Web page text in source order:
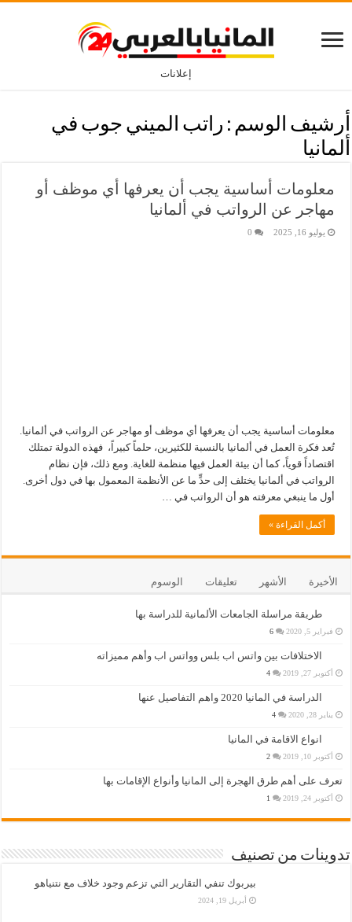
إعلانات
أرشيف الوسم : راتب الميني جوب في
ألمانيا
معلومات أساسية يجب أن يعرفها أي موظف أو
مهاجر عن الرواتب في ألمانيا
يوليو 16, 2025 0
معلومات أساسية يجب أن يعرفها أي موظف أو مهاجر عن الرواتب في ألمانيا.
تُعد فكرة العمل في ألمانيا بالنسبة للكثيرين، حلماً كبيراً، فهذه الدولة تمتلك
اقتصاداً قوياً، كما أن بيئة العمل فيها منظمة للغاية. ومع ذلك، فإن نظام
الرواتب في ألمانيا يختلف إلى حدٍّ ما عن الأنظمة المعمول بها في دول أخرى.
أول ما ينبغي معرفته هو أن الرواتب في …
أكمل القراءة »
الأخيرة الأشهر تعليقات الوسوم
طريقة مراسلة الجامعات الألمانية للدراسة بها
فبراير 5, 2020 6
الاختلافات بين واتس اب بلس وواتس اب وأهم مميزاته
أكتوبر 27, 2019 4
الدراسة في المانيا 2020 واهم التفاصيل عنها
يناير 28, 2020 4
انواع الاقامة في المانيا
أكتوبر 10, 2019 2
تعرف على أهم طرق الهجرة إلى المانيا وأنواع الإقامات بها
أكتوبر 24, 2019 1
تدوينات من تصنيف
بيربوك تنفي التقارير التي تزعم وجود خلاف مع نتنياهو
أبريل 19, 2024